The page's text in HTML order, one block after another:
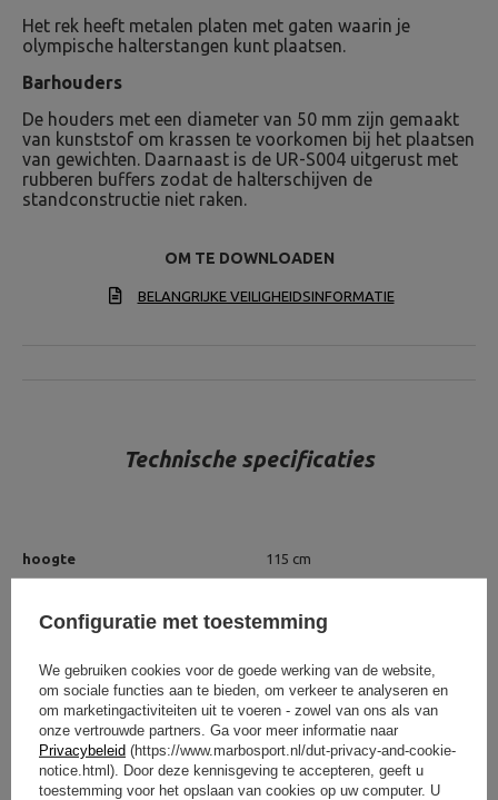
Het rek heeft metalen platen met gaten waarin je
olympische halterstangen kunt plaatsen.
Barhouders
De houders met een diameter van 50 mm zijn gemaakt
van kunststof om krassen te voorkomen bij het plaatsen
van gewichten. Daarnaast is de UR-S004 uitgerust met
rubberen buffers zodat de halterschijven de
standconstructie niet raken.
OM TE DOWNLOADEN
BELANGRIJKE VEILIGHEIDSINFORMATIE
Technische specificaties
hoogte 115 cm
Gewicht
Gewicht belasting 800 kg
Ruimte voor halterschijven
12 x MP-A001 2.0,22,5 cm,
diameter 50 mm
Configuratie met toestemming
We gebruiken cookies voor de goede werking van de website,
om sociale functies aan te bieden, om verkeer te analyseren en
om marketingactiviteiten uit te voeren - zowel van ons als van
onze vertrouwde partners. Ga voor meer informatie naar
Privacybeleid (https://www.marbosport.nl/dut-privacy-and-cookie-
notice.html). Door deze kennisgeving te accepteren, geeft u
toestemming voor het opslaan van cookies op uw computer. U